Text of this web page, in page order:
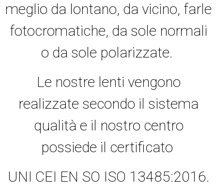
meglio da lontano, da vicino, farle
fotocromatiche, da sole normali
o da sole polarizzate.
Le nostre lenti vengono
realizzate secondo il sistema
qualità e il nostro centro
possiede il certificato
UNI CEI EN SO ISO 13485:2016.